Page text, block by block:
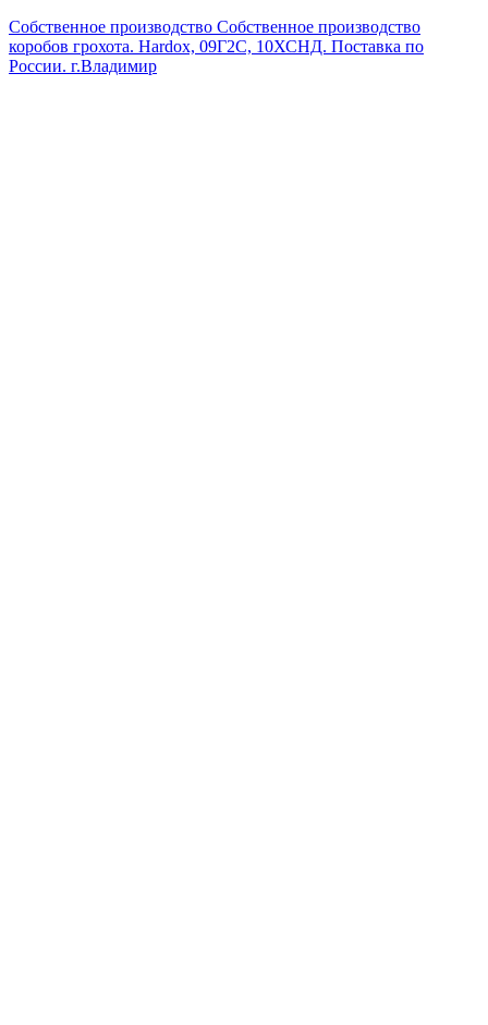
Собственное производство Собственное производство
коробов грохота. Hardox, 09Г2С, 10ХСНД. Поставка по
России. г.Владимир